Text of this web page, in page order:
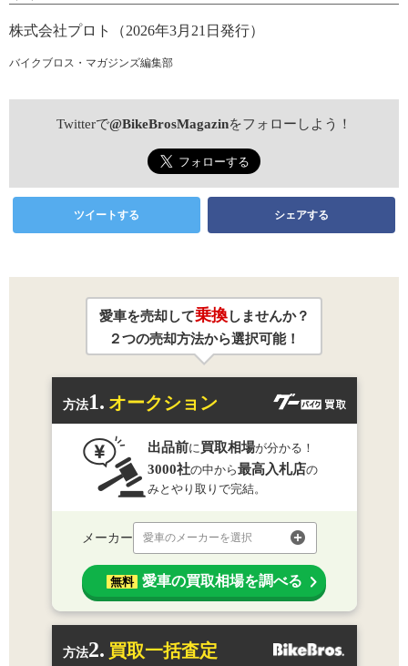
株式会社プロト（2026年3月21日発行）
バイクブロス・マガジンズ編集部
Twitterで@BikeBrosMagazinをフォローしよう！
ツイートする シェアする
愛車を売却して乗換しませんか？
２つの売却方法から選択可能！
方法1. オークション
出品前に買取相場が分かる！
3000社の中から最高入札店の
みとやり取りで完結。
メーカー 愛車のメーカーを選択
無料 愛車の買取相場を調べる
方法2. 買取一括査定